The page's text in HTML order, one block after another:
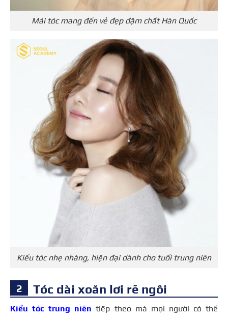
Mái tóc mang đến vẻ đẹp đậm chất Hàn Quốc
Kiểu tóc nhẹ nhàng, hiện đại dành cho tuổi trung niên
Tóc dài xoăn lơi rẽ ngôi
Kiểu tóc trung niên tiếp theo mà mọi người có thể